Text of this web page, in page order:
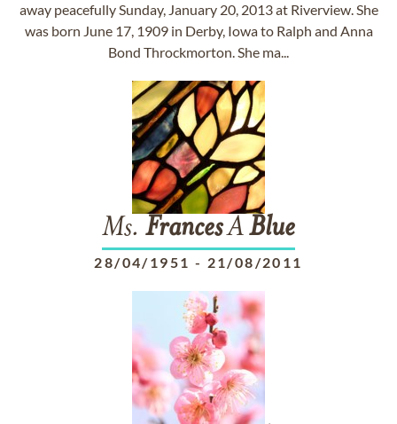
away peacefully Sunday, January 20, 2013 at Riverview. She
was born June 17, 1909 in Derby, Iowa to Ralph and Anna
Bond Throckmorton. She ma...
Ms. FrancesABlue
28/04/1951 - 21/08/2011